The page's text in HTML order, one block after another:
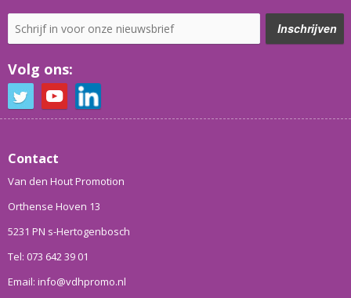
Volg ons:
Contact
Van den Hout Promotion
Orthense Hoven 13
5231 PN s-Hertogenbosch
Tel: 073 642 39 01
Email: info@vdhpromo.nl